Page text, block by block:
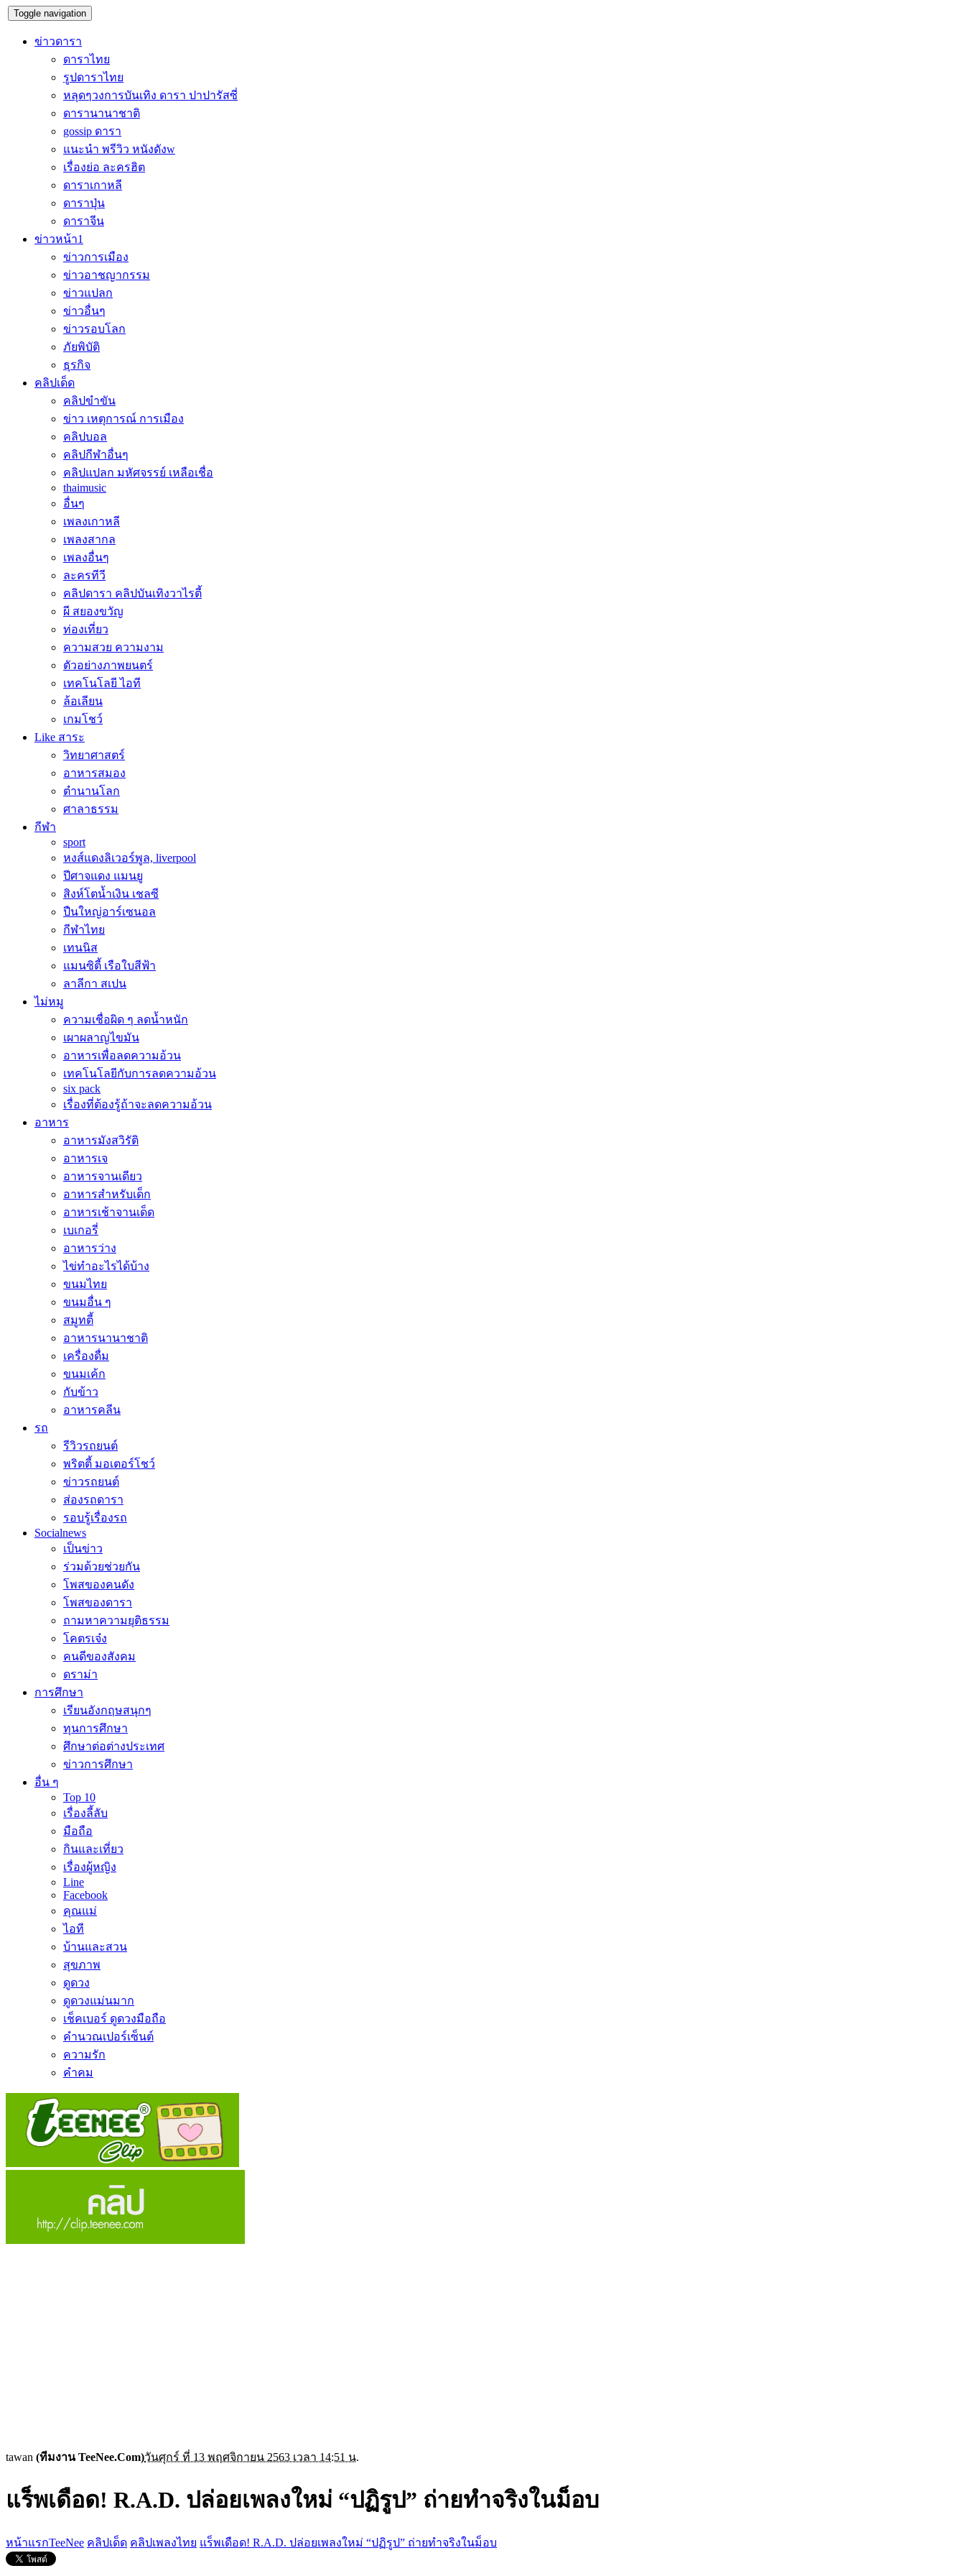
Toggle navigation
ข่าวดารา
ดาราไทย
รูปดาราไทย
หลุดๆวงการบันเทิง ดารา ปาปารัสซี่
ดารานานาชาติ
gossip ดารา
แนะนำ พรีวิว หนังดังw
เรื่องย่อ ละครฮิต
ดาราเกาหลี
ดาราปุ่น
ดาราจีน
ข่าวหน้า1
ข่าวการเมือง
ข่าวอาชญากรรม
ข่าวแปลก
ข่าวอื่นๆ
ข่าวรอบโลก
ภัยพิบัติ
ธุรกิจ
คลิปเด็ด
คลิปขำขัน
ข่าว เหตุการณ์ การเมือง
คลิปบอล
คลิปกีฬาอื่นๆ
คลิปแปลก มหัศจรรย์ เหลือเชื่อ
thaimusic
อื่นๆ
เพลงเกาหลี
เพลงสากล
เพลงอื่นๆ
ละครทีวี
คลิปดารา คลิปบันเทิงวาไรตี้
ผี สยองขวัญ
ท่องเที่ยว
ความสวย ความงาม
ตัวอย่างภาพยนตร์
เทคโนโลยี ไอที
ล้อเลียน
เกมโชว์
Like สาระ
วิทยาศาสตร์
อาหารสมอง
ตำนานโลก
ศาลาธรรม
กีฬา
sport
หงส์แดงลิเวอร์พูล, liverpool
ปีศาจแดง แมนยู
สิงห์โตน้ำเงิน เชลซี
ปืนใหญ่อาร์เซนอล
กีฬาไทย
เทนนิส
แมนซิตี้ เรือใบสีฟ้า
ลาลีกา สเปน
ไม่หมู
ความเชื่อผิด ๆ ลดน้ำหนัก
เผาผลาญไขมัน
อาหารเพื่อลดความอ้วน
เทคโนโลยีกับการลดความอ้วน
six pack
เรื่องที่ต้องรู้ถ้าจะลดความอ้วน
อาหาร
อาหารมังสวิรัติ
อาหารเจ
อาหารจานเดียว
อาหารสำหรับเด็ก
อาหารเช้าจานเด็ด
เบเกอรี่
อาหารว่าง
ไข่ทำอะไรได้บ้าง
ขนมไทย
ขนมอื่น ๆ
สมูทตี้
อาหารนานาชาติ
เครื่องดื่ม
ขนมเค้ก
กับข้าว
อาหารคลีน
รถ
รีวิวรถยนต์
พริตตี้ มอเตอร์โชว์
ข่าวรถยนต์
ส่องรถดารา
รอบรู้เรื่องรถ
Socialnews
เป็นข่าว
ร่วมด้วยช่วยกัน
โพสของคนดัง
โพสของดารา
ถามหาความยุติธรรม
โคตรเจ๋ง
คนดีของสังคม
ดราม่า
การศึกษา
เรียนอังกฤษสนุกๆ
ทุนการศึกษา
ศึกษาต่อต่างประเทศ
ข่าวการศึกษา
อื่น ๆ
Top 10
เรื่องลี้ลับ
มือถือ
กินและเที่ยว
เรื่องผู้หญิง
Line
Facebook
คุณแม่
ไอที
บ้านและสวน
สุขภาพ
ดูดวง
ดูดวงแม่นมาก
เช็คเบอร์ ดูดวงมือถือ
คำนวณเปอร์เซ็นต์
ความรัก
คำคม
tawan (ทีมงาน TeeNee.Com)วันศุกร์ ที่ 13 พฤศจิกายน 2563 เวลา 14:51 น.
แร็พเดือด! R.A.D. ปล่อยเพลงใหม่ “ปฏิรูป” ถ่ายทำจริงในม็อบ
หน้าแรกTeeNee คลิปเด็ด คลิปเพลงไทย แร็พเดือด! R.A.D. ปล่อยเพลงใหม่ “ปฏิรูป” ถ่ายทำจริงในม็อบ